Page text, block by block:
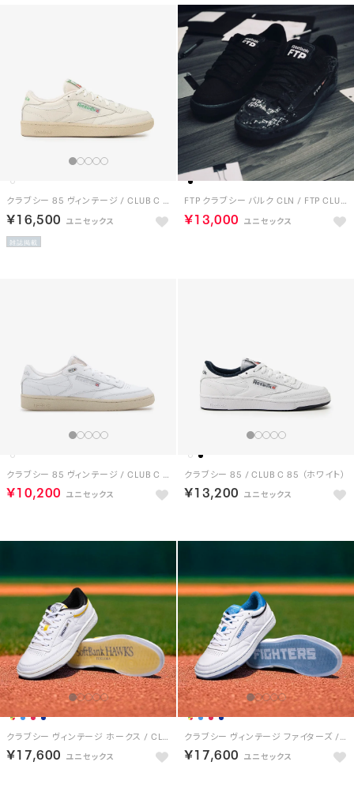
クラブシー 85 ヴィンテージ / CLUB C 85 VINTAGE （トップチョーク）
￥16,500
雑誌掲載
FTP クラブシー バルク CLN / FTP CLUB C BULC CLN （ブラック）
￥13,000
クラブシー 85 ヴィンテージ / CLUB C 85 VINTAGE （フットウェアホワイト）
￥10,200
クラブシー 85 / CLUB C 85 （ホワイト）
￥13,200
クラブシー ヴィンテージ ホークス / CLUB C 85 VINTAGE HAWKS
￥17,600
クラブシー ヴィンテージ ファイターズ / CLUB C 85 VINTAGE FIGHTERS
￥17,600